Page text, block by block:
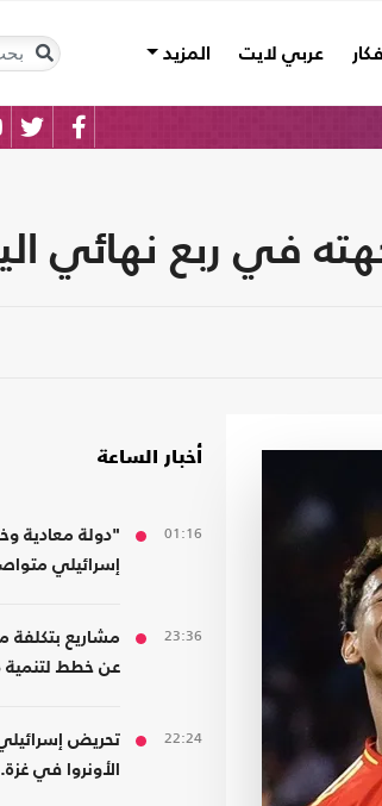
أفكار عربي لايت المزيد
في ربع نهائي
أخبار الساعة
01:16
"دولة معادية
إسرائيلي
23:36
مشاريع بتكلفة
عن خطط لتنمية
22:24
تحريض
الأونروا في